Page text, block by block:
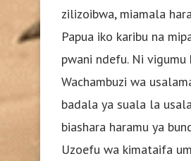
zilizoibwa, miamala
Papua iko karibu na
pwani ndefu. Ni vigumu
Wachambuzi wa
badala ya suala la
biashara haramu ya
Uzoefu wa kimataifa